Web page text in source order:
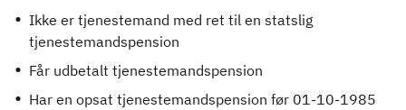
Ikke er tjenestemand med ret til en statslig
tjenestemandspension
Får udbetalt tjenestemandspension
Har en opsat tjenestemandspension før 01-10-1985